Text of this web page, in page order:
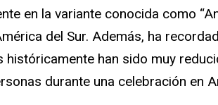
en la variante conocida como
del Sur. Además, ha
históricamente han sido muy
durante una celebración en